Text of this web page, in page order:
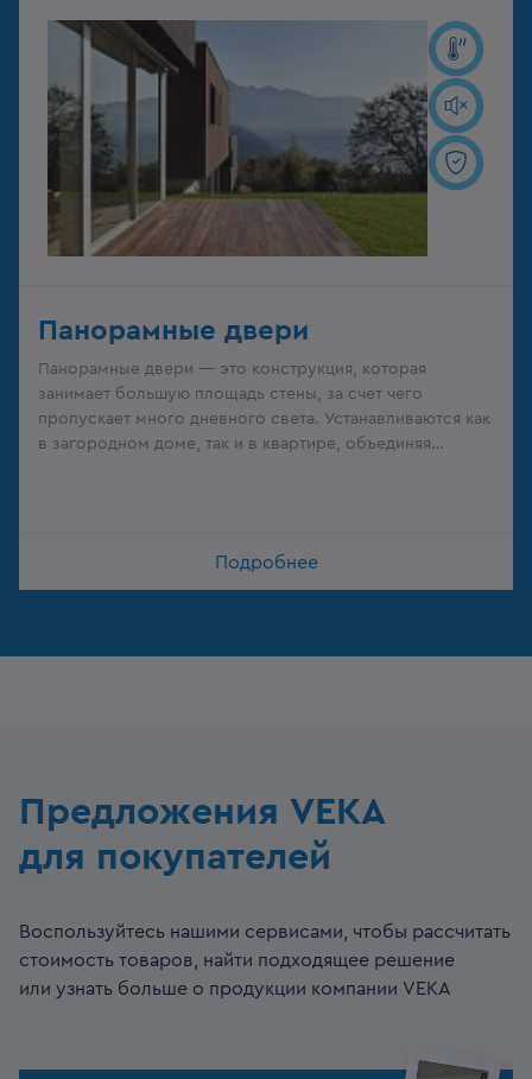
Панорамные двери
Панорамные двери — это конструкция, которая
занимает большую площадь стены, за счет чего
пропускает много дневного света. Устанавливаются как
в загородном доме, так и в квартире, объединяя
Подробнее
Предложения VEKA
для покупателей
Воспользуйтесь нашими сервисами, чтобы рассчитать
стоимость товаров, найти подходящее решение
или узнать больше о продукции компании VEKA